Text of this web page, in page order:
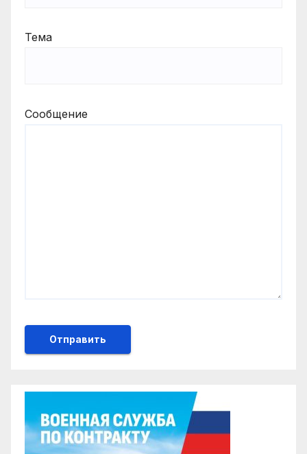
Тема
Сообщение